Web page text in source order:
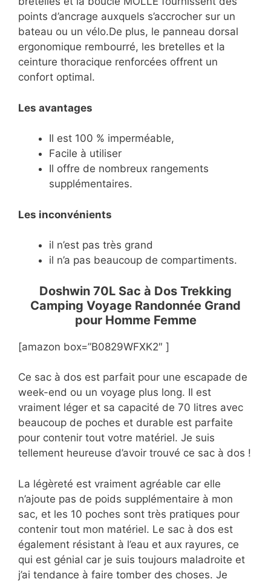
points d’ancrage auxquels s’accrocher sur un
bateau ou un vélo.De plus, le panneau dorsal
ergonomique rembourré, les bretelles et la
ceinture thoracique renforcées offrent un
confort optimal.
Les avantages
Il est 100 % imperméable,
Facile à utiliser
Il offre de nombreux rangements
supplémentaires.
Les inconvénients
il n’est pas très grand
il n’a pas beaucoup de compartiments.
Doshwin 70L Sac à Dos Trekking
Camping Voyage Randonnée Grand
pour Homme Femme
[amazon box=”B0829WFXK2″ ]
Ce sac à dos est parfait pour une escapade de
week-end ou un voyage plus long. Il est
vraiment léger et sa capacité de 70 litres avec
beaucoup de poches et durable est parfaite
pour contenir tout votre matériel. Je suis
tellement heureuse d’avoir trouvé ce sac à dos !
La légèreté est vraiment agréable car elle
n’ajoute pas de poids supplémentaire à mon
sac, et les 10 poches sont très pratiques pour
contenir tout mon matériel. Le sac à dos est
également résistant à l’eau et aux rayures, ce
qui est génial car je suis toujours maladroite et
j’ai tendance à faire tomber des choses. Je